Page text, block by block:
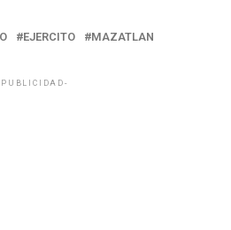
EJERCITO
MAZATLAN
PUBLICIDAD-